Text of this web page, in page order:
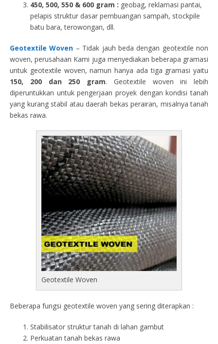
450, 500, 550 & 600 gram : geobag, reklamasi pantai,
pelapis struktur dasar pembuangan sampah, stockpile
batu bara, terowongan, dll.
Geotextile Woven – Tidak jauh beda dengan geotextile non
woven, perusahaan Kami juga menyediakan beberapa gramasi
untuk geotextile woven, namun hanya ada tiga gramasi yaitu
150, 200 dan 250 gram. Geotextile woven ini lebih
diperuntukkan untuk pengerjaan proyek dengan kondisi tanah
yang kurang stabil atau daerah bekas perairan, misalnya tanah
bekas rawa.
Geotextile Woven
Beberapa fungsi geotextile woven yang sering diterapkan :
Stabilisator struktur tanah di lahan gambut
Perkuatan tanah bekas rawa